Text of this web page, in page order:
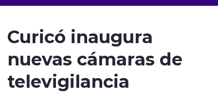
ACTUALIDAD
Curicó inaugura
nuevas cámaras de
televigilancia